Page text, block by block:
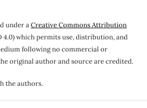
under aCreative Commons Attribution
4.0) which permits use, distribution, and
following no commercial or
original author and source are credited.
the authors.